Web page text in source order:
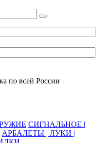
по всей России
СИГНАЛЬНОЕ |
АРБАЛЕТЫ | ЛУКИ |